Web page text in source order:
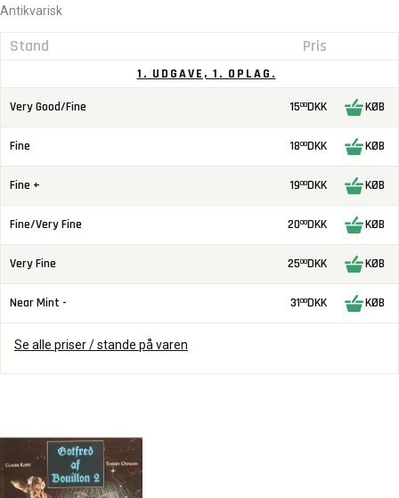
Antikvarisk
Stand Pris
1. UDGAVE, 1. OPLAG.
Very Good/Fine 1500DKK KØB
Fine 1800DKK KØB
Fine + 1900DKK KØB
Fine/Very Fine 2000DKK KØB
Very Fine 2500DKK KØB
Near Mint - 3100DKK KØB
Se alle priser / stande på varen